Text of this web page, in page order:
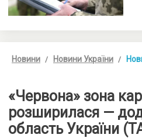
Новини Новини України
«Червона» зона
розширилася —
область України